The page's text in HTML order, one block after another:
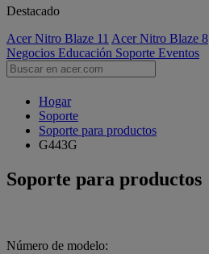
Destacado
Acer Nitro Blaze 11 Acer Nitro Blaze 8
Negocios Educación Soporte Eventos
Hogar
Soporte
Soporte para productos
G443G
Soporte para productos
Número de modelo: